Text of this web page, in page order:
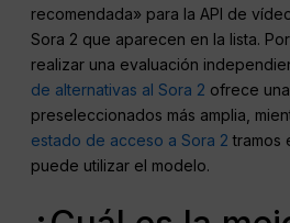
recomendada» para la API de
Sora 2 que aparecen en la lista.
realizar una evaluación
de alternativas al Sora 2 ofrece
preseleccionados más amplia,
estado de acceso a Sora 2 tramos
puede utilizar el modelo.